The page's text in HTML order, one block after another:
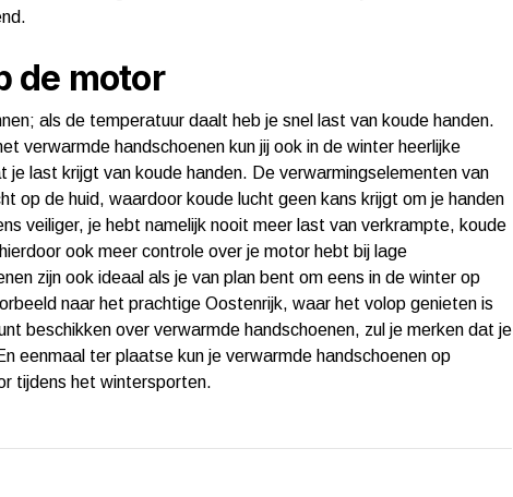
de motor
als de temperatuur daalt heb je snel last van koude handen.
verwarmde handschoenen kun jij ook in de winter heerlijke
last krijgt van koude handen. De verwarmingselementen van
op de huid, waardoor koude lucht geen kans krijgt om je handen
veiliger, je hebt namelijk nooit meer last van verkrampte, koude
ook meer controle over je motor hebt bij lage
zijn ook ideaal als je van plan bent om eens in de winter op
naar het prachtige Oostenrijk, waar het volop genieten is
beschikken over verwarmde handschoenen, zul je merken dat je
eenmaal ter plaatse kun je verwarmde handschoenen op
tijdens het wintersporten.